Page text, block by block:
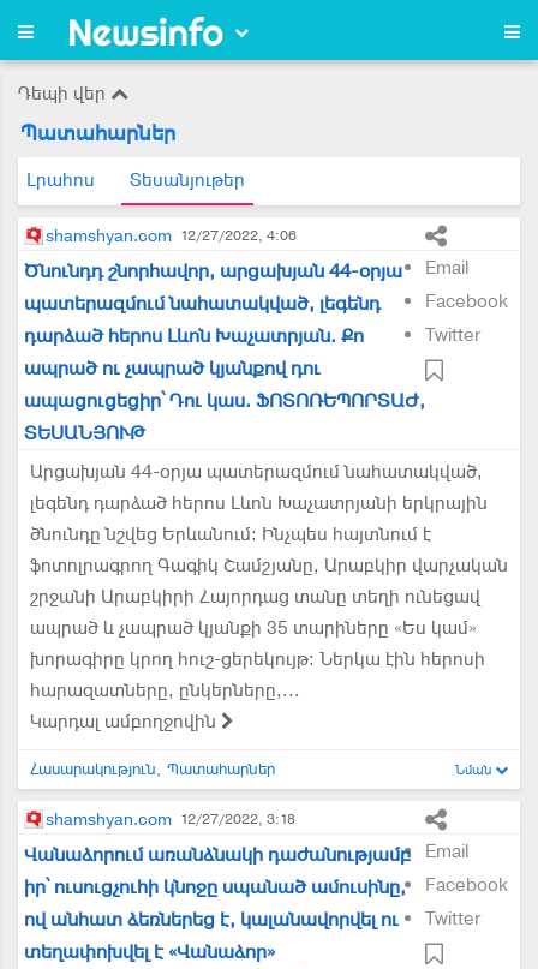
Դեպի վեր
Պատահարներ
Լրահոս Տեսանյութեր
shamshyan.com 12/27/2022, 4:06
Email
Facebook
Twitter
Ծնունդդ շնորհավոր, արցախյան 44-օրյա
պատերազմում նահատակված, լեգենդ
դարձած հերոս Լևոն Խաչատրյան. Քո
ապրած ու չապրած կյանքով դու
ապացուցեցիր՝ Դու կաս. ՖՈՏՈՌԵՊՈՐՏԱԺ,
ՏԵՍԱՆՅՈՒԹ
Արցախյան 44-օրյա պատերազմում նահատակված,
լեգենդ դարձած հերոս Լևոն Խաչատրյանի երկրային
ծնունդը նշվեց Երևանում։ Ինչպես հայտնում է
ֆոտոլրագրող Գագիկ Շամշյանը, Արաբկիր վարչական
շրջանի Արաբկիրի Հայորդաց տանը տեղի ունեցավ
ապրած և չապրած կյանքի 35 տարիները «Ես կամ»
խորագիրը կրող հուշ-ցերեկույթ։ Ներկա էին հերոսի
հարազատները, ընկերները,...
Կարդալ ամբողջովին
Հասարակություն Պատահարներ Նման
shamshyan.com 12/27/2022, 3:18
Email
Facebook
Twitter
Վանաձորում առանձնակի դաժանությամբ
իր՝ ուսուցչուհի կնոջը սպանած ամուսինը,
ով անհատ ձեռներեց է, կալանավորվել ու
տեղափոխվել է «Վանաձոր»